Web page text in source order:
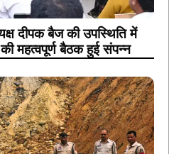
दीपक बैज की उपस्थिति में
महत्वपूर्ण बैठक हुई संपन्न